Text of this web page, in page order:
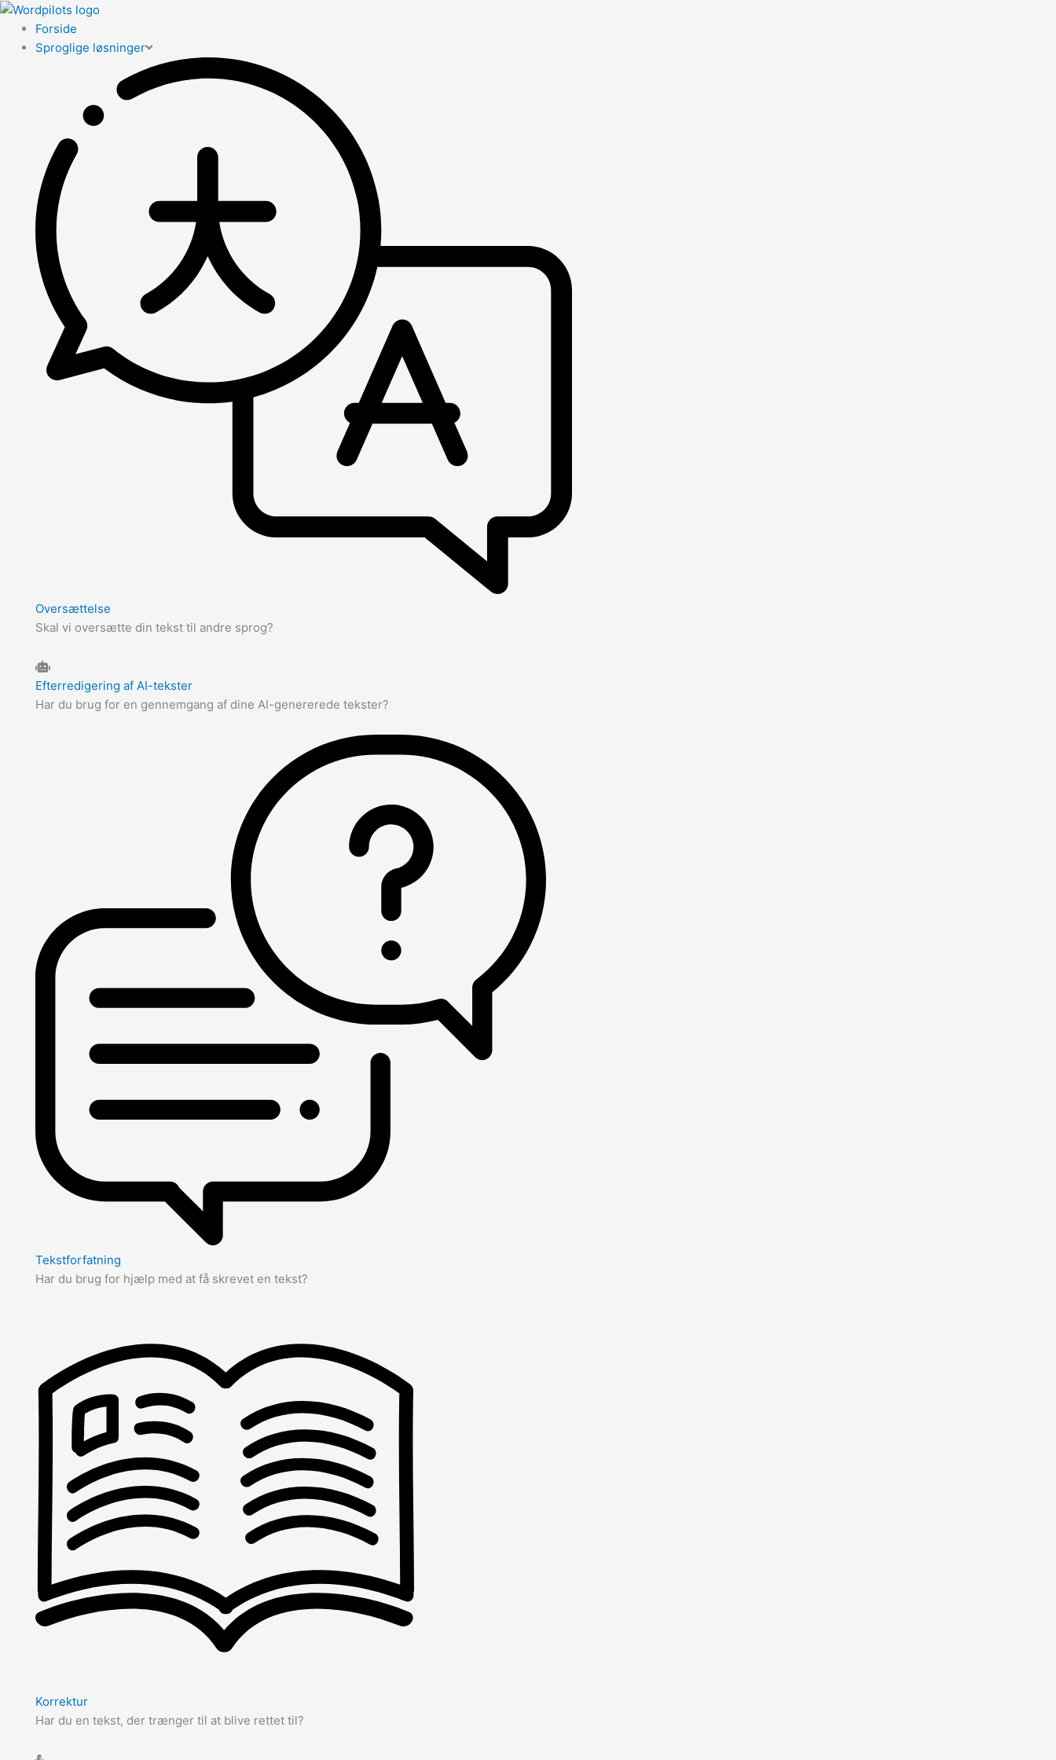
Forside
Sproglige løsninger
Oversættelse
Skal vi oversætte din tekst til andre sprog?
Efterredigering af AI-tekster
Har du brug for en gennemgang af dine AI-genererede tekster?
Tekstforfatning
Har du brug for hjælp med at få skrevet en tekst?
Korrektur
Har du en tekst, der trænger til at blive rettet til?